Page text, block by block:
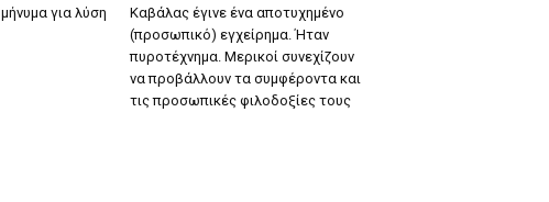
για λύση
Καβάλας έγινε ένα αποτυχημένο
(προσωπικό) εγχείρημα. Ήταν
πυροτέχνημα. Μερικοί συνεχίζουν
να προβάλλουν τα συμφέροντα και
τις προσωπικές φιλοδοξίες τους